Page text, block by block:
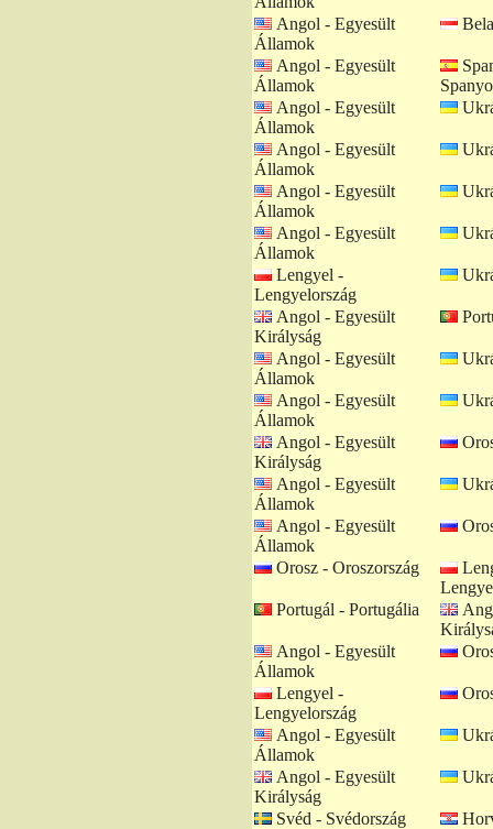
Angol - Egyesült
Államok
Angol - Egyesült
Államok
Angol - Egyesült
Államok
Angol - Egyesült
Államok
Angol - Egyesült
Államok
Angol - Egyesült
Államok
Lengyel -
Lengyelország
Angol - Egyesült
Királyság
Angol - Egyesült
Államok
Angol - Egyesült
Államok
Angol - Egyesült
Királyság
Angol - Egyesült
Államok
Angol - Egyesült
Államok
Orosz - Oroszország
Portugál - Portugália
Angol - Egyesült
Államok
Lengyel -
Lengyelország
Angol - Egyesült
Államok
Angol - Egyesült
Királyság
Svéd - Svédország